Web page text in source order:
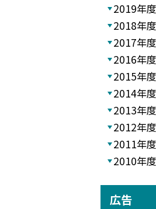
2019年度
2018年度
2017年度
2016年度
2015年度
2014年度
2013年度
2012年度
2011年度
2010年度
広告